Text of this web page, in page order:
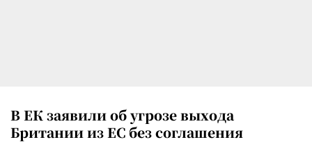
В ЕК заявили об угрозе выхода
Британии из ЕС без соглашения